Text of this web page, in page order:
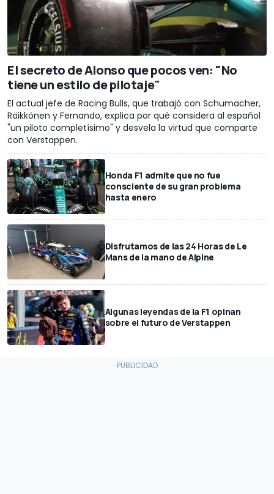
El secreto de Alonso que pocos ven: "No
tiene un estilo de pilotaje"
El actual jefe de Racing Bulls, que trabajó con Schumacher,
Räikkönen y Fernando, explica por qué considera al español
"un piloto completísimo" y desvela la virtud que comparte
con Verstappen.
Honda F1 admite que no fue
consciente de su gran problema
hasta enero
Disfrutamos de las 24 Horas de Le
Mans de la mano de Alpine
Algunas leyendas de la F1 opinan
sobre el futuro de Verstappen